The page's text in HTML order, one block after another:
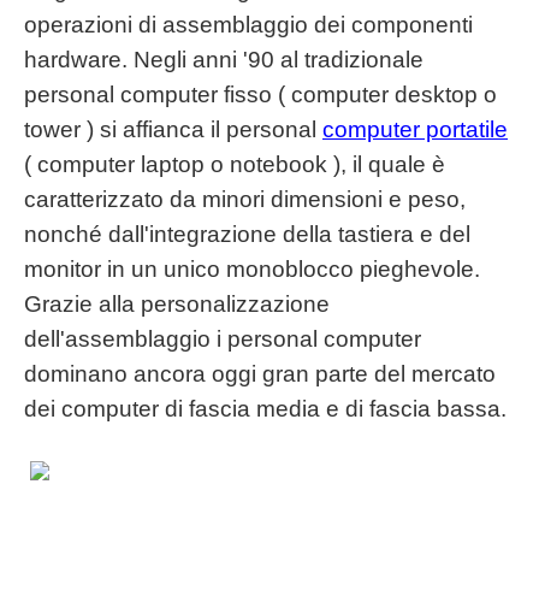
operazioni di assemblaggio dei componenti
hardware. Negli anni '90 al tradizionale
personal computer fisso ( computer desktop o
tower ) si affianca il personal computer portatile
( computer laptop o notebook ), il quale è
caratterizzato da minori dimensioni e peso,
nonché dall'integrazione della tastiera e del
monitor in un unico monoblocco pieghevole.
Grazie alla personalizzazione
dell'assemblaggio i personal computer
dominano ancora oggi gran parte del mercato
dei computer di fascia media e di fascia bassa.